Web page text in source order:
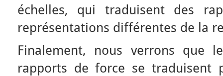
échelles, qui traduisent des
représentations différentes de la
Finalement, nous verrons que
rapports de force se traduisent